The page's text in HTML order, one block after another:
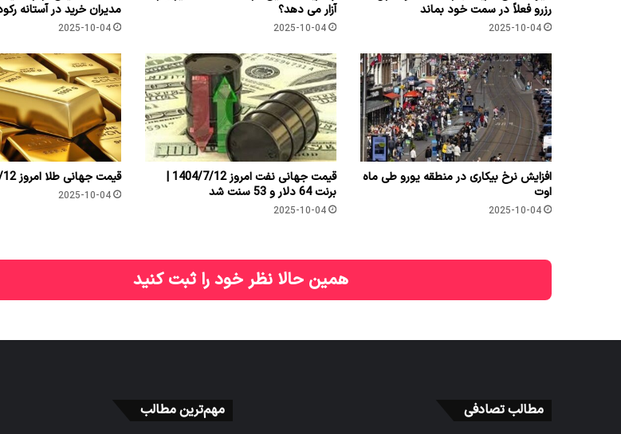
رزرو فعلاً در سمت خود بماند
2025-10-04
آزار می دهد؟
2025-10-04
مدیران خرید در آستانه
2025-10-04
افزایش نرخ بیکاری در منطقه یورو طی ماه
اوت
2025-10-04
قیمت جهانی نفت امروز 1404/7/12 |
برنت 64 دلار و 53 سنت شد
2025-10-04
قیمت جهانی طلا امروز 1404/7/12
2025-10-04
همین حالا نظر خود را ثبت کنید
مطالب تصادفی مهم‌ترین مطالب